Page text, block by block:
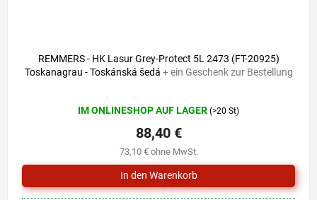
REMMERS - HK Lasur Grey-Protect 5L 2473 (FT-20925)
Toskanagrau - Toskánská šedá + ein Geschenk zur Bestellung
durchschnittliche
Produktbewertung
ist
0,0
von
5
Sternen.
IM ONLINESHOP AUF LAGER (>20 St)
73,10 € ohne MwSt.
88,40 €